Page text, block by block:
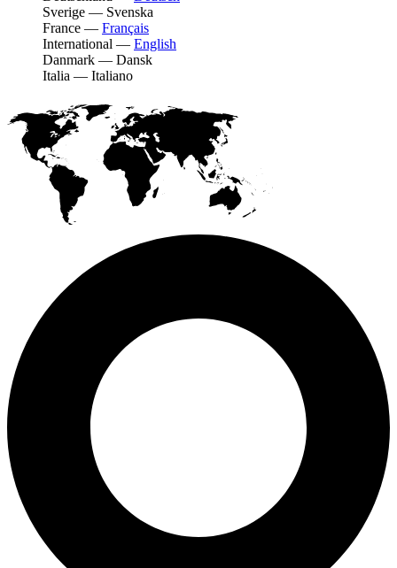
Sverige — Svenska
France — Français
International — English
Danmark — Dansk
Italia — Italiano